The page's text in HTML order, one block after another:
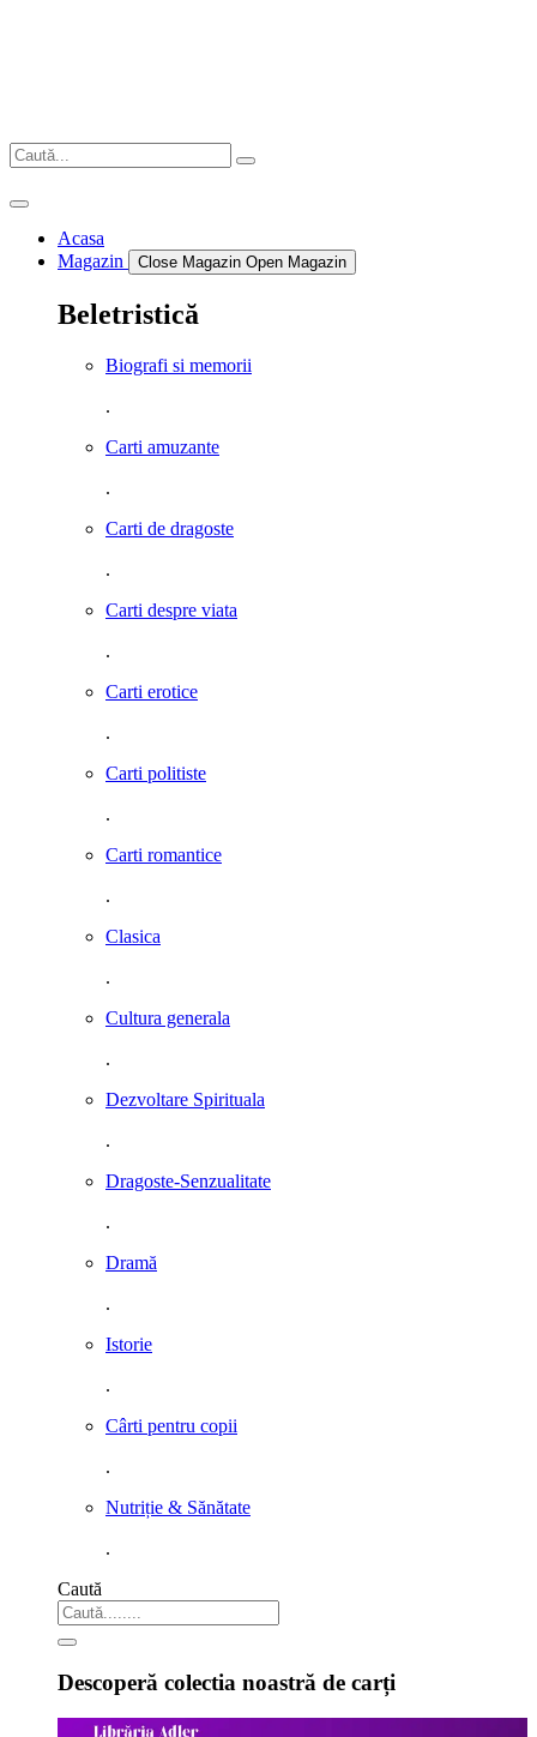
Acasa
Magazin
Close Magazin Open Magazin
Beletristică
Biografi si memorii
.
Carti amuzante
.
Carti de dragoste
.
Carti despre viata
.
Carti erotice
.
Carti politiste
.
Carti romantice
.
Clasica
.
Cultura generala
.
Dezvoltare Spirituala
.
Dragoste-Senzualitate
.
Dramă
.
Istorie
.
Cârti pentru copii
.
Nutriție & Sănătate
.
Caută
Descoperă colectia noastră de carți